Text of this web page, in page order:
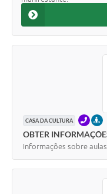
CASA DA CULTURA
OBTER
Informações sobre